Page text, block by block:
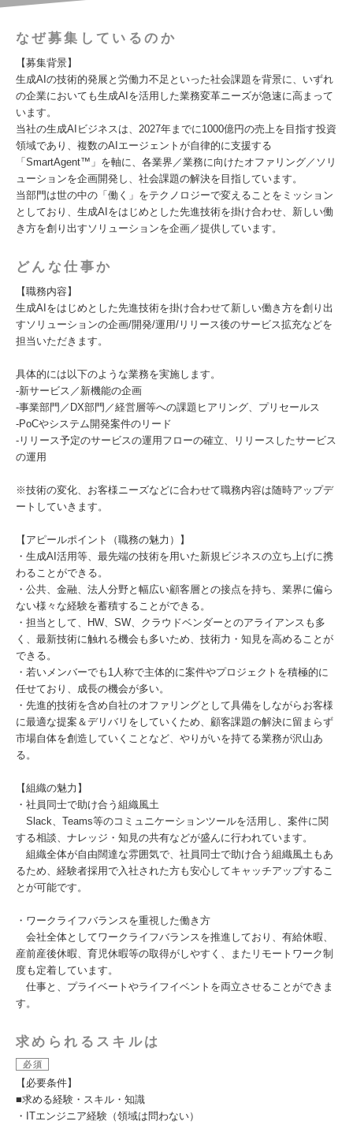
なぜ募集しているのか
【募集背景】
生成AIの技術的発展と労働力不足といった社会課題を背景に、いずれ
の企業においても生成AIを活用した業務変革ニーズが急速に高まって
います。
当社の生成AIビジネスは、2027年までに1000億円の売上を目指す投資
領域であり、複数のAIエージェントが自律的に支援する
「SmartAgent™」を軸に、各業界／業務に向けたオファリング／ソリ
ューションを企画開発し、社会課題の解決を目指しています。
当部門は世の中の「働く」をテクノロジーで変えることをミッション
としており、生成AIをはじめとした先進技術を掛け合わせ、新しい働
き方を創り出すソリューションを企画／提供しています。
どんな仕事か
【職務内容】
生成AIをはじめとした先進技術を掛け合わせて新しい働き方を創り出
すソリューションの企画/開発/運用/リリース後のサービス拡充などを
担当いただきます。
具体的には以下のような業務を実施します。
-新サービス／新機能の企画
-事業部門／DX部門／経営層等への課題ヒアリング、プリセールス
-PoCやシステム開発案件のリード
-リリース予定のサービスの運用フローの確立、リリースしたサービス
の運用
※技術の変化、お客様ニーズなどに合わせて職務内容は随時アップデ
ートしていきます。
【アピールポイント（職務の魅力）】
・生成AI活用等、最先端の技術を用いた新規ビジネスの立ち上げに携
わることができる。
・公共、金融、法人分野と幅広い顧客層との接点を持ち、業界に偏ら
ない様々な経験を蓄積することができる。
・担当として、HW、SW、クラウドベンダーとのアライアンスも多
く、最新技術に触れる機会も多いため、技術力・知見を高めることが
できる。
・若いメンバーでも1人称で主体的に案件やプロジェクトを積極的に
任せており、成長の機会が多い。
・先進的技術を含め自社のオファリングとして具備をしながらお客様
に最適な提案＆デリバリをしていくため、顧客課題の解決に留まらず
市場自体を創造していくことなど、やりがいを持てる業務が沢山あ
る。
【組織の魅力】
・社員同士で助け合う組織風土
Slack、Teams等のコミュニケーションツールを活用し、案件に関
する相談、ナレッジ・知見の共有などが盛んに行われています。
組織全体が自由闊達な雰囲気で、社員同士で助け合う組織風土もあ
るため、経験者採用で入社された方も安心してキャッチアップするこ
とが可能です。
・ワークライフバランスを重視した働き方
会社全体としてワークライフバランスを推進しており、有給休暇、
産前産後休暇、育児休暇等の取得がしやすく、またリモートワーク制
度も定着しています。
仕事と、プライベートやライフイベントを両立させることができま
す。
求められるスキルは
必須
【必要条件】
■求める経験・スキル・知識
・ITエンジニア経験（領域は問わない）